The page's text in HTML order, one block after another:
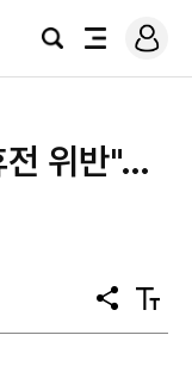
검
전
로
그
전 위반"…
공
유
텍
스